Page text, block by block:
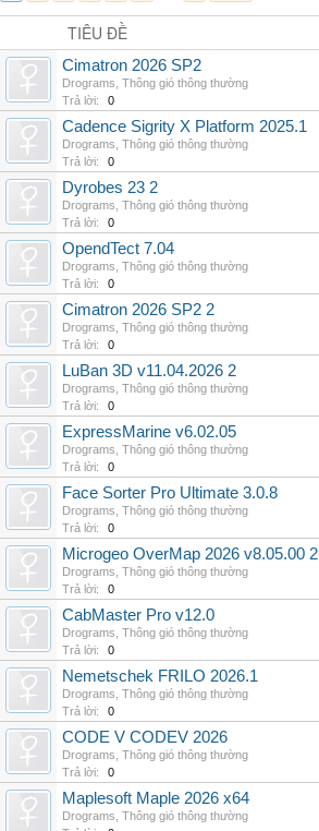
TIÊU ĐỀ
Cimatron 2026 SP2
Drograms Thông gió thông thường
Trả lời:
0
Cadence Sigrity X Platform 2025.1
Drograms Thông gió thông thường
Trả lời:
0
Dyrobes 23 2
Drograms Thông gió thông thường
Trả lời:
0
OpendTect 7.04
Drograms Thông gió thông thường
Trả lời:
0
Cimatron 2026 SP2 2
Drograms Thông gió thông thường
Trả lời:
0
LuBan 3D v11.04.2026 2
Drograms Thông gió thông thường
Trả lời:
0
ExpressMarine v6.02.05
Drograms Thông gió thông thường
Trả lời:
0
Face Sorter Pro Ultimate 3.0.8
Drograms Thông gió thông thường
Trả lời:
0
Microgeo OverMap 2026 v8.05.00 2
Drograms Thông gió thông thường
Trả lời:
0
CabMaster Pro v12.0
Drograms Thông gió thông thường
Trả lời:
0
Nemetschek FRILO 2026.1
Drograms Thông gió thông thường
Trả lời:
0
CODE V CODEV 2026
Drograms Thông gió thông thường
Trả lời:
0
Maplesoft Maple 2026 x64
Drograms Thông gió thông thường